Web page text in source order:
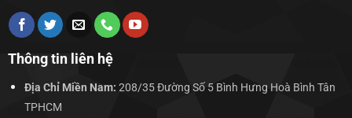
Thông tin liên hệ
Địa Chỉ Miền Nam: 208/35 Đường Số 5 Bình Hưng Hoà Bình Tân
TPHCM